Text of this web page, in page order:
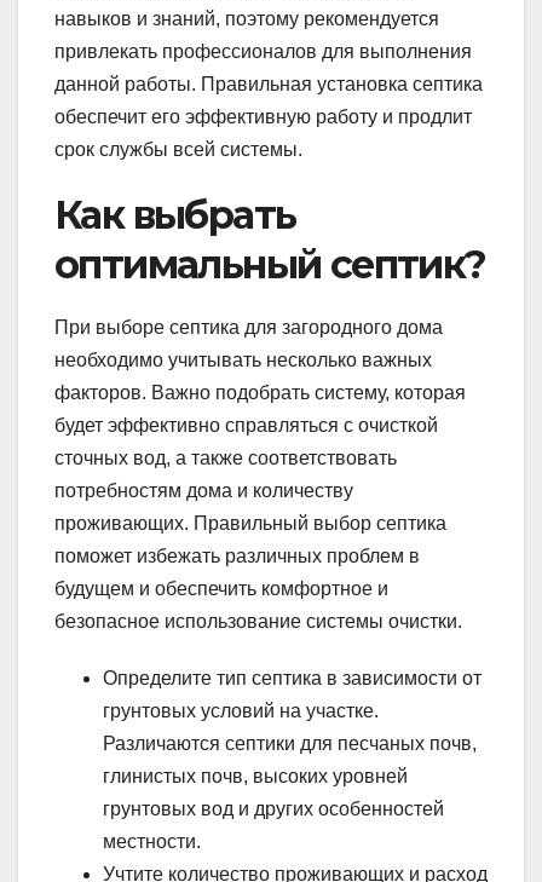
навыков и знаний, поэтому рекомендуется
привлекать профессионалов для выполнения
данной работы. Правильная установка септика
обеспечит его эффективную работу и продлит
срок службы всей системы.
Как выбрать
оптимальный септик?
При выборе септика для загородного дома
необходимо учитывать несколько важных
факторов. Важно подобрать систему, которая
будет эффективно справляться с очисткой
сточных вод, а также соответствовать
потребностям дома и количеству
проживающих. Правильный выбор септика
поможет избежать различных проблем в
будущем и обеспечить комфортное и
безопасное использование системы очистки.
Определите тип септика в зависимости от
грунтовых условий на участке.
Различаются септики для песчаных почв,
глинистых почв, высоких уровней
грунтовых вод и других особенностей
местности.
Учтите количество проживающих и расход